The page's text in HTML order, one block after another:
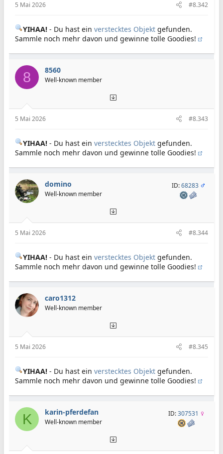
5 Mai 2026 #8.342
YIHAA! - Du hast ein verstecktes Objekt gefunden.
Sammle noch mehr davon und gewinne tolle Goodies!
8 8560
Well-known member
5 Mai 2026 #8.343
YIHAA! - Du hast ein verstecktes Objekt gefunden.
Sammle noch mehr davon und gewinne tolle Goodies!
domino
Well-known member
ID:68283
5 Mai 2026 #8.344
YIHAA! - Du hast ein verstecktes Objekt gefunden.
Sammle noch mehr davon und gewinne tolle Goodies!
caro1312
Well-known member
5 Mai 2026 #8.345
YIHAA! - Du hast ein verstecktes Objekt gefunden.
Sammle noch mehr davon und gewinne tolle Goodies!
K karin-pferdefan
Well-known member
ID:307531